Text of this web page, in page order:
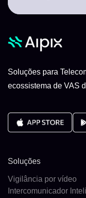
Soluções para
ecossistema de VAS
Soluções
Vigilância por vídeo
Intercomunicador